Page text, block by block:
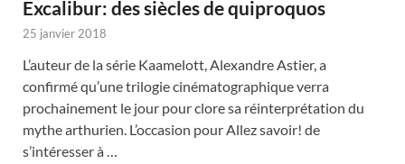
Excalibur: des siècles de quiproquos
25 janvier 2018
L’auteur de la série Kaamelott, Alexandre Astier, a
confirmé qu’une trilogie cinématographique verra
prochainement le jour pour clore sa réinterprétation du
mythe arthurien. L’occasion pour Allez savoir! de
s’intéresser à …